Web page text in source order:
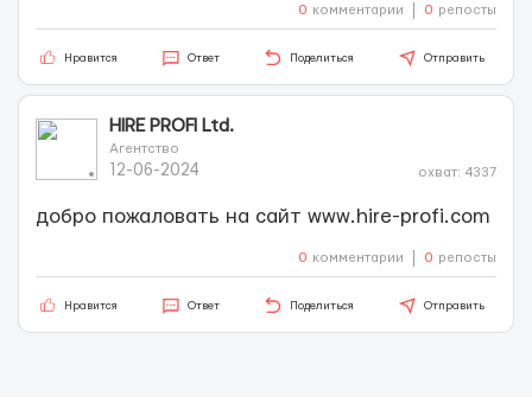
0 комментарии 0 репосты
Нравится Ответ Поделиться Отправить
HIRE PROFI Ltd.
Агентство
12-06-2024 охват: 4337
добро пожаловать на сайт www.hire-profi.com
0 комментарии 0 репосты
Нравится Ответ Поделиться Отправить